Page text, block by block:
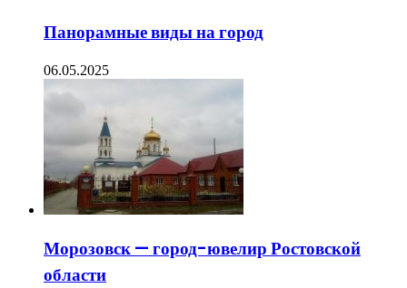
Панорамные виды на город
06.05.2025
Морозовск — город-ювелир Ростовской
области